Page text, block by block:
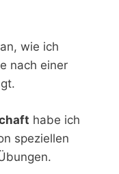
wie ich
nach einer
habe ich
speziellen